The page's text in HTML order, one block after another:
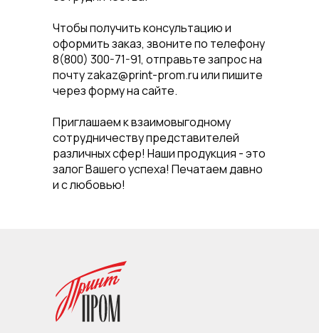
Чтобы получить консультацию и
оформить заказ, звоните по телефону
8(800) 300-71-91, отправьте запрос на
почту zakaz@print-prom.ru или пишите
через форму на сайте.
Приглашаем к взаимовыгодному
сотрудничеству представителей
различных сфер! Наши продукция - это
залог Вашего успеха! Печатаем давно
и с любовью!